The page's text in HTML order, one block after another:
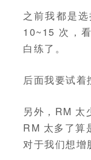
之前我都是
10~15 次，
白练了。
后面我要试着
另外，RM 太
RM 太多了算
对于我们想增